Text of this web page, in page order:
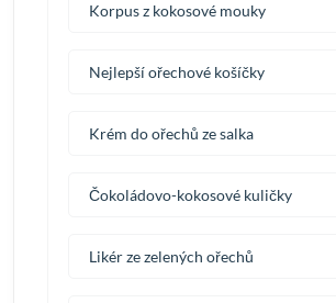
Korpus z kokosové mouky
Nejlepší ořechové košíčky
Krém do ořechů ze salka
Čokoládovo-kokosové kuličky
Likér ze zelených ořechů